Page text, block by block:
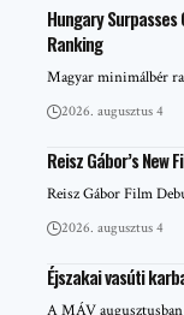
Hungary
Ranking
Magyar minimálbér
2026. augusztus 4
Reisz Gábor’s New
Reisz Gábor Film
2026. augusztus 4
Éjszakai vasúti
A MÁV